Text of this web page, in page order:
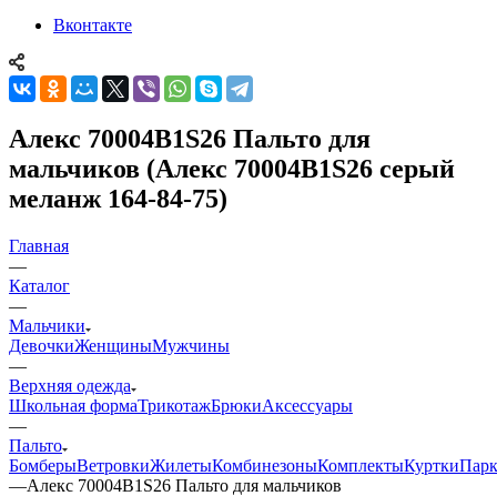
Вконтакте
Алекс 70004B1S26 Пальто для
мальчиков (Алекс 70004B1S26 серый
меланж 164-84-75)
Главная
—
Каталог
—
Мальчики
ДевочкиЖенщиныМужчины
—
Верхняя одежда
Школьная формаТрикотажБрюкиАксессуары
—
Пальто
БомберыВетровкиЖилетыКомбинезоныКомплектыКуртки
—Алекс 70004B1S26 Пальто для мальчиков